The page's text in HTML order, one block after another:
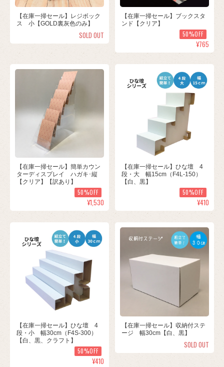
【在庫一掃セール】レジボック
ス 小【GOLD裏灰色のみ】
SOLD OUT
【在庫一掃セール】ブックスタ
ンド【クリア】
50%OFF
¥765
【在庫一掃セール】簡単カウン
ターディスプレイ ハガキ･縦
【クリア】【訳あり】
50%OFF
¥1,530
【在庫一掃セール】ひな壇 4
段・大 幅15cm（F4L-150）
【白、黒】
50%OFF
¥410
【在庫一掃セール】ひな壇 4
段・小 幅30cm（F4S-300）
【白、黒、クラフト】
50%OFF
¥410
【在庫一掃セール】収納付ステ
ージ 幅30cm【白、黒】
SOLD OUT